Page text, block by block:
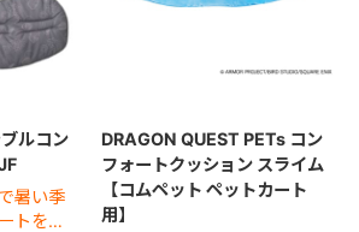
ルコン
暑い季
トをお
DRAGON QUEST PETs コン
フォートクッション スライム
【コムペット ペットカート
用】